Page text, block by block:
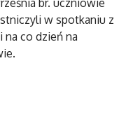
br. uczniowie
w spotkaniu z
na co dzień na